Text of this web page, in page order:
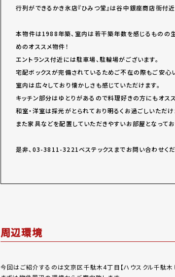
行列ができるかき氷店『ひみつ堂』は谷中銀座商店街付
本物件は1988年築、室内は若干築年数を感じるものの生
めのオススメ物件！
エントランス付近には駐車場、駐輪場がございます。
宅配ボックスが完備されているためご不在の際もご安心
室内は広々しており懐かしさも感じていただけます。
キッチン部分はゆとりがあるので料理好きの方にもオスス
和室・洋室は採光がとられており明るくお過ごしいただけ
また家具などを配置していただきやすいお部屋となってお
是非、03-3811-3221ベステックスまでお問い合わせくだ
周辺環境
今回はご紹介するのは文京区千駄木4丁目【ハウスクル千駄木